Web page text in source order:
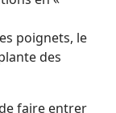
poignets, le
des
faire entrer